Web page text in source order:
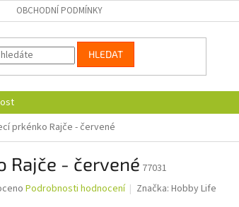
OBCHODNÍ PODMÍNKY
HLEDAT
prkénko Rajče - červené
Rajče - červené 77031
Podrobnosti hodnocení Značka:Hobby Life